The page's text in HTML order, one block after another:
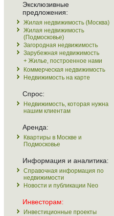
Эксклюзивные
предложения:
Жилая недвижимость (Москва)
Жилая недвижимость
(Подмосковье)
Загородная недвижимость
Зарубежная недвижимость
+ Жилье, построенное нами
Коммерческая недвижимость
Недвижимость на карте
Спрос:
Недвижимость, которая нужна
нашим клиентам
Аренда:
Квартиры в Москве и
Подмосковье
Информация и аналитика:
Справочная информация по
недвижимости
Новости и публикации Neo
Инвесторам:
Инвестиционные проекты